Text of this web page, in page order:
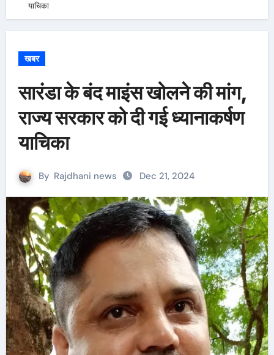
याचिका
खबर
सारंडा के बंद माइंस खोलने की मांग,
राज्य सरकार को दी गई ध्यानाकर्षण
याचिका
By Rajdhani news Dec 21, 2024